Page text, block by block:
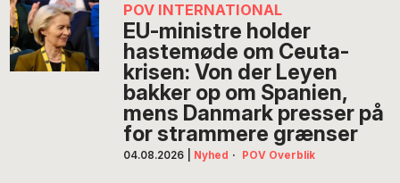
POV INTERNATIONAL
EU-ministre holder
hastemøde om Ceuta-
krisen: Von der Leyen
bakker op om Spanien,
mens Danmark presser på
for strammere grænser
04.08.2026 Nyhed · POV Overblik